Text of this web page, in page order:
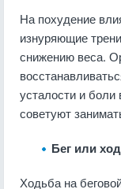
На похудение
изнуряющие
снижению веса.
усталости и
советуют
Бег или
Ходьба на